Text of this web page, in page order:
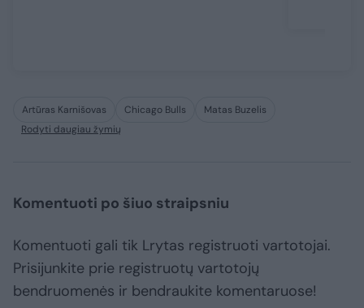
Artūras Karnišovas Chicago Bulls
Matas Buzelis
Rodyti daugiau žymių
Komentuoti po šiuo straipsniu
Komentuoti gali tik Lrytas registruoti vartotojai.
Prisijunkite prie registruotų vartotojų
bendruomenės ir bendraukite komentaruose!